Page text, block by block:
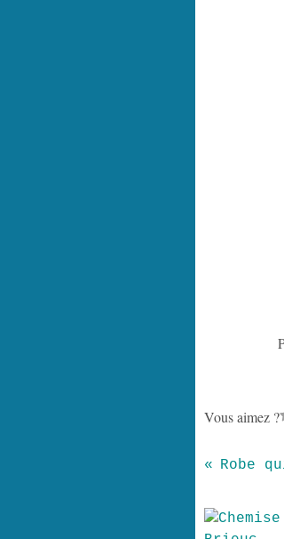
Vous aimez ?
Robe